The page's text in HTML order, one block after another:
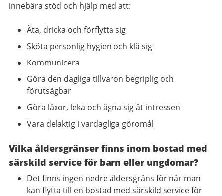
innebära stöd och hjälp med att:
Äta, dricka och förflytta sig
Sköta personlig hygien och klä sig
Kommunicera
Göra den dagliga tillvaron begriplig och
förutsägbar
Göra läxor, leka och ägna sig åt intressen
Vara delaktig i vardagliga göromål
Vilka åldersgränser finns inom bostad med
särskild service för barn eller ungdomar?
Det finns ingen nedre åldersgräns för när man
kan flytta till en bostad med särskild service för